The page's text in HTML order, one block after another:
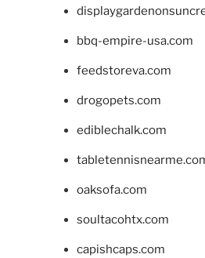
bbq-empire-usa.com
feedstoreva.com
drogopets.com
ediblechalk.com
oaksofa.com
soultacohtx.com
capishcaps.com